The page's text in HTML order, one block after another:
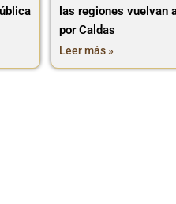
las regiones vuelvan
por Caldas
Leer más »